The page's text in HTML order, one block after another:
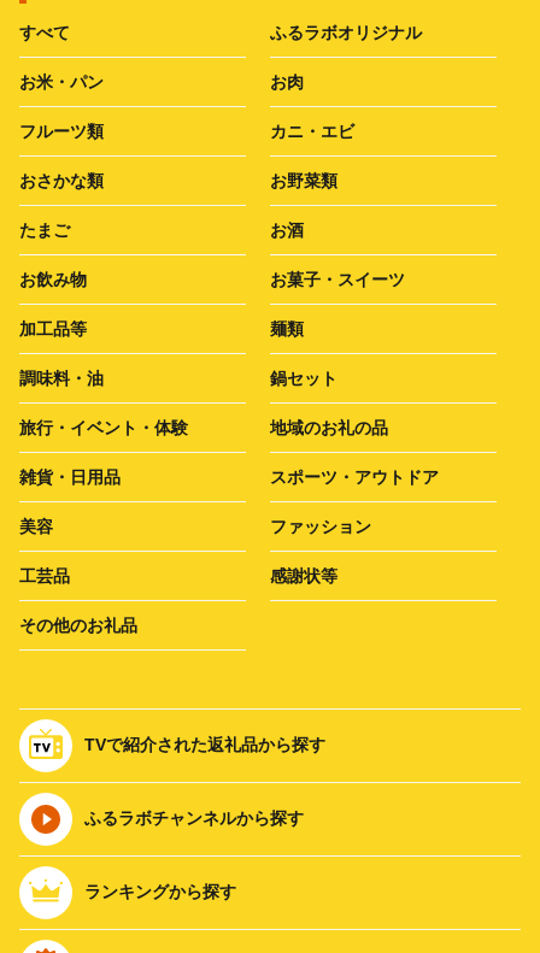
すべて ふるラボオリジナル
お米・パン お肉
フルーツ類 カニ・エビ
おさかな類 お野菜類
たまご お酒
お飲み物 お菓子・スイーツ
加工品等 麺類
調味料・油 鍋セット
旅行・イベント・体験 地域のお礼の品
雑貨・日用品 スポーツ・アウトドア
美容 ファッション
工芸品 感謝状等
その他のお礼品
TVで紹介された返礼品から探す
ふるラボチャンネルから探す
ランキングから探す